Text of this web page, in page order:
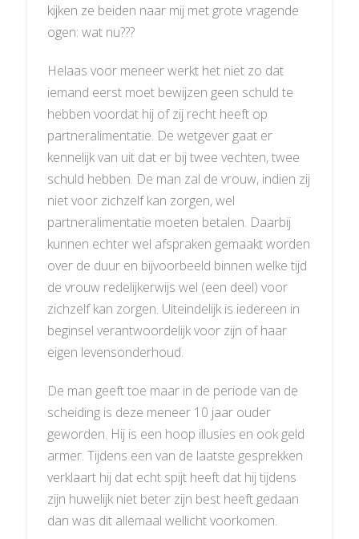
kijken ze beiden naar mij met grote vragende
ogen: wat nu???
Helaas voor meneer werkt het niet zo dat
iemand eerst moet bewijzen geen schuld te
hebben voordat hij of zij recht heeft op
partneralimentatie. De wetgever gaat er
kennelijk van uit dat er bij twee vechten, twee
schuld hebben. De man zal de vrouw, indien zij
niet voor zichzelf kan zorgen, wel
partneralimentatie moeten betalen. Daarbij
kunnen echter wel afspraken gemaakt worden
over de duur en bijvoorbeeld binnen welke tijd
de vrouw redelijkerwijs wel (een deel) voor
zichzelf kan zorgen. Uiteindelijk is iedereen in
beginsel verantwoordelijk voor zijn of haar
eigen levensonderhoud.
De man geeft toe maar in de periode van de
scheiding is deze meneer 10 jaar ouder
geworden. Hij is een hoop illusies en ook geld
armer. Tijdens een van de laatste gesprekken
verklaart hij dat echt spijt heeft dat hij tijdens
zijn huwelijk niet beter zijn best heeft gedaan
dan was dit allemaal wellicht voorkomen.